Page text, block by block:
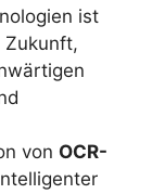
ist
Zukunft,
von OCR-